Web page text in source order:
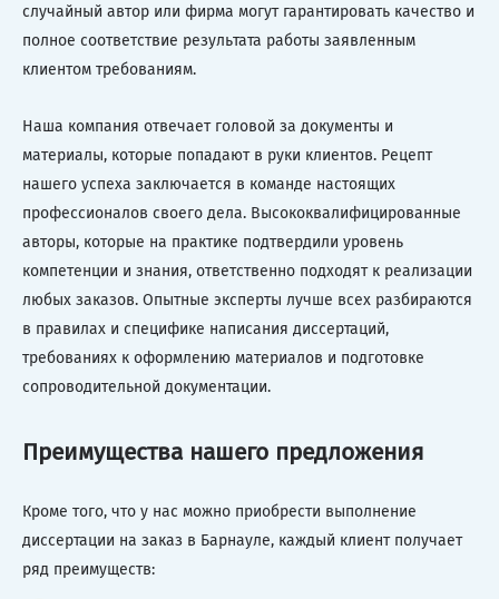
случайный автор или фирма могут гарантировать качество и
полное соответствие результата работы заявленным
клиентом требованиям.
Наша компания отвечает головой за документы и
материалы, которые попадают в руки клиентов. Рецепт
нашего успеха заключается в команде настоящих
профессионалов своего дела. Высококвалифицированные
авторы, которые на практике подтвердили уровень
компетенции и знания, ответственно подходят к реализации
любых заказов. Опытные эксперты лучше всех разбираются
в правилах и специфике написания диссертаций,
требованиях к оформлению материалов и подготовке
сопроводительной документации.
Преимущества нашего предложения
Кроме того, что у нас можно приобрести выполнение
диссертации на заказ в Барнауле, каждый клиент получает
ряд преимуществ: